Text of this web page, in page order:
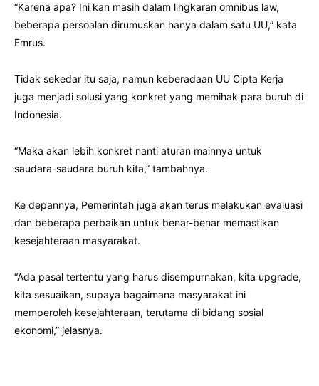
“Karena apa? Ini kan masih dalam lingkaran omnibus law,
beberapa persoalan dirumuskan hanya dalam satu UU,” kata
Emrus.
Tidak sekedar itu saja, namun keberadaan UU Cipta Kerja
juga menjadi solusi yang konkret yang memihak para buruh di
Indonesia.
“Maka akan lebih konkret nanti aturan mainnya untuk
saudara-saudara buruh kita,” tambahnya.
Ke depannya, Pemerintah juga akan terus melakukan evaluasi
dan beberapa perbaikan untuk benar-benar memastikan
kesejahteraan masyarakat.
“Ada pasal tertentu yang harus disempurnakan, kita upgrade,
kita sesuaikan, supaya bagaimana masyarakat ini
memperoleh kesejahteraan, terutama di bidang sosial
ekonomi,” jelasnya.